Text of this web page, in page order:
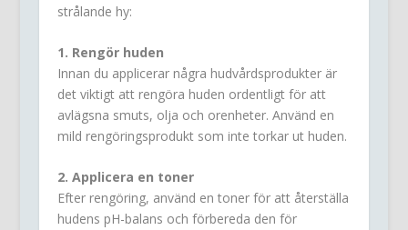
strålande hy:
1. Rengör huden
Innan du applicerar några hudvårdsprodukter är
det viktigt att rengöra huden ordentligt för att
avlägsna smuts, olja och orenheter. Använd en
mild rengöringsprodukt som inte torkar ut huden.
2. Applicera en toner
Efter rengöring, använd en toner för att återställa
hudens pH-balans och förbereda den för